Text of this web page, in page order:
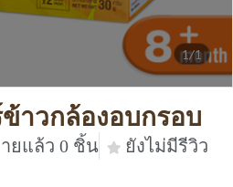
1/1
าวกล้องอบกรอบ
ยแล้ว 0 ชิ้น ยังไม่มีรีวิว